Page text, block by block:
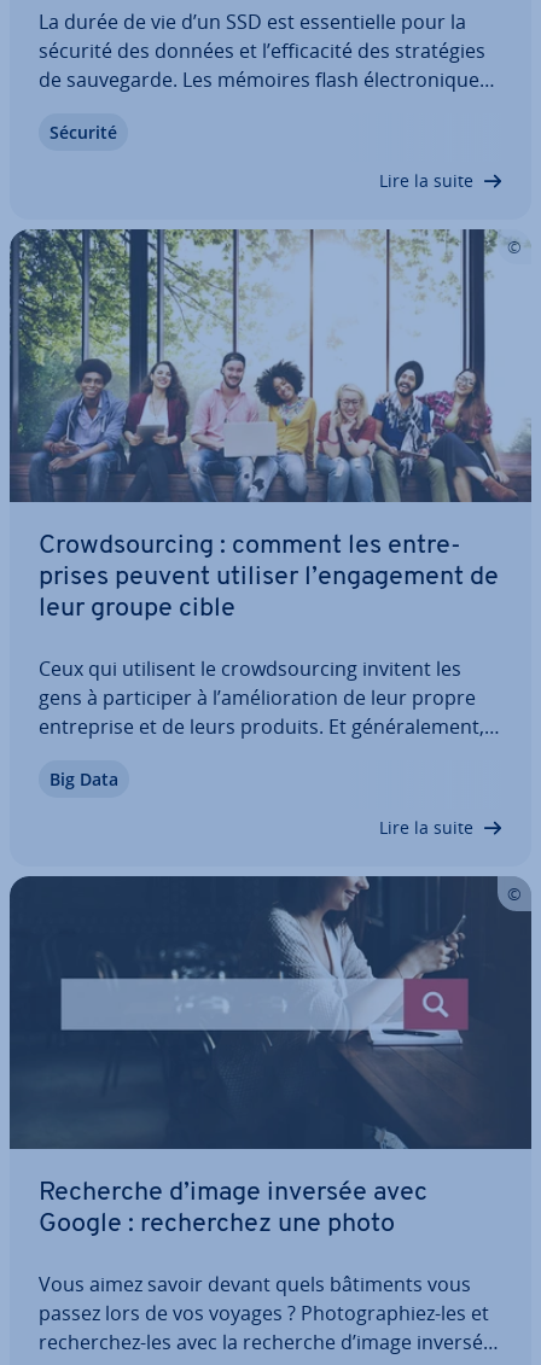
La durée de vie d’un SSD est es­sen­tielle pour la
sécurité des données et l’ef­fi­ca­cité des stra­té­gies
de sau­ve­garde. Les mémoires flash élec­tro­niques
siques à stockage mag­né­tique ? Quelle est leur
Sécurité
Lire la suite
Crowd­sour­cing : comment les en­tre­
prises peuvent utiliser l’en­ga­ge­ment de
leur groupe cible
Ceux qui utilisent le crowd­sour­cing invitent les
gens à par­ti­ci­per à l’amé­lio­ra­tion de leur propre
en­tre­prise et de leurs produits. Et gé­né­ra­le­ment,
mais ça fonc­tionne pour les en­tre­prises comme
Big Data
Lire la suite
Recherche d’image inversée avec
Google : re­cher­chez une photo
Vous aimez savoir devant quels bâtiments vous
passez lors de vos voyages ? Pho­to­gra­phiez-les et
re­cher­chez-les avec la recherche d’image inversée